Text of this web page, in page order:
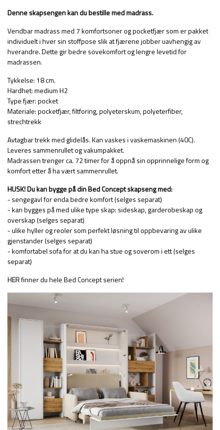
Denne skapsengen kan du bestille med madrass.
Vendbar madrass med 7 komfortsoner og pocketfjær som er pakket
individuelt i hver sin stoffpose slik at fjærene jobber uavhengig av
hverandre. Dette gir bedre sovekomfort og lengre levetid for
madrassen.
Tykkelse: 18 cm.
Hardhet: medium H2
Type fjær: pocket
Materiale: pocketfjær, filtforing, polyeterskum, polyeterfiber,
strechtrekk
Avtagbar trekk med glidelås. Kan vaskes i vaskemaskinen (40C).
Leveres sammenrullet og vakumpakket.
Madrassen trenger ca. 72 timer for å oppnå sin opprinnelige form og
komfort etter å ha vært sammenrullet.
HUSK! Du kan bygge på din Bed Concept skapseng med:
- sengegavl for enda bedre komfort (selges separat)
- kan bygges på med ulike type skap: sideskap, garderobeskap og
overskap (selges separat)
- ulike hyller og reoler som perfekt løsning til oppbevaring av ulike
gjenstander (selges separat)
- komfortabel sofa for at du kan ha stue og soverom i ett (selges
separat)
HERfinner du hele Bed Concept serien!